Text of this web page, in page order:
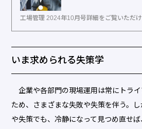
工場管理 2024年10月号詳細をご覧いただけ
いま求められる失策学
企業や各部門の現場運用は常にトラ
ため、さまざまな失敗や失策を伴う。
や失策でも、冷静になって見つめ直せ